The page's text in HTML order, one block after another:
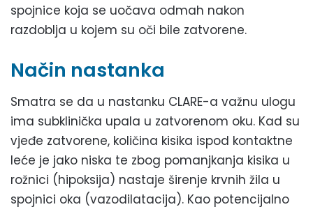
spojnice koja se uočava odmah nakon
razdoblja u kojem su oči bile zatvorene.
Način nastanka
Smatra se da u nastanku CLARE-a važnu ulogu
ima subklinička upala u zatvorenom oku. Kad su
vjeđe zatvorene, količina kisika ispod kontaktne
leće je jako niska te zbog pomanjkanja kisika u
rožnici (hipoksija) nastaje širenje krvnih žila u
spojnici oka (vazodilatacija). Kao potencijalno